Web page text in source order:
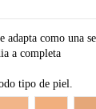
adapta como una
a completa
tipo de piel.